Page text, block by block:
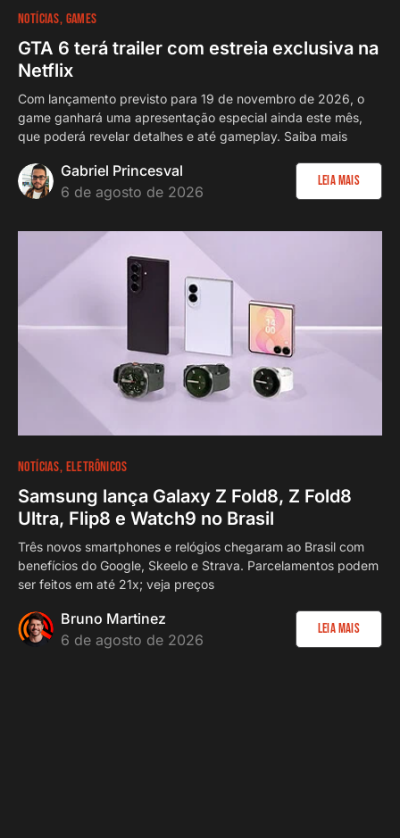
NOTÍCIAS GAMES
GTA 6 terá trailer com estreia exclusiva na
Netflix
Com lançamento previsto para 19 de novembro de 2026, o
game ganhará uma apresentação especial ainda este mês,
que poderá revelar detalhes e até gameplay. Saiba mais
Gabriel Princesval
6 de agosto de 2026
Leia Mais
NOTÍCIAS ELETRÔNICOS
Samsung lança Galaxy Z Fold8, Z Fold8
Ultra, Flip8 e Watch9 no Brasil
Três novos smartphones e relógios chegaram ao Brasil com
benefícios do Google, Skeelo e Strava. Parcelamentos podem
ser feitos em até 21x; veja preços
Bruno Martinez
6 de agosto de 2026
Leia Mais